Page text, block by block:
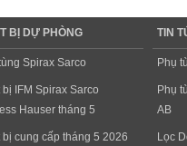
BỊ DỰ PHÒNG
Spirax Sarco
bị IFM Spirax Sarco
Hauser tháng 5
bị cung cấp tháng 5 2026
TIN
Phụ
Phụ
AB
Lọc